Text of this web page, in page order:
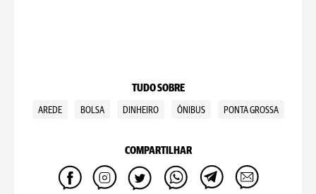
TUDO SOBRE
AREDE BOLSA DINHEIRO ÔNIBUS PONTA GROSSA
COMPARTILHAR